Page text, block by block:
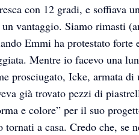
con 12 gradi, e soffiava
vantaggio. Siamo rimasti
Emmi ha protestato forte
Mentre io facevo una
prosciugato, Icke, armata di
già trovato pezzi di
e colore” per il suo
tornati a casa. Credo che, se